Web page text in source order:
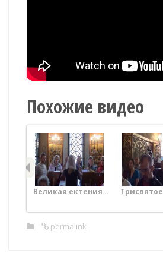
Похожие видео
Великая ектения .. Трисвятое
permalink